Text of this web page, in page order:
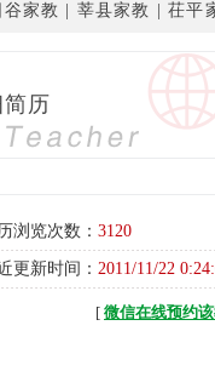
谷家教 莘县家教 |茌平
历
次数： 3120
时间： 2011/11/22
[ 微信在线预约